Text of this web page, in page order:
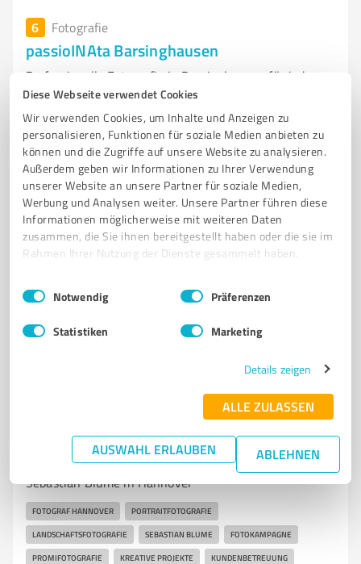
Diese Webseite verwendet Cookies
Wir verwenden Cookies, um Inhalte und Anzeigen zu
personalisieren, Funktionen für soziale Medien anbieten zu
können und die Zugriffe auf unsere Website zu analysieren.
Außerdem geben wir Informationen zu Ihrer Verwendung
unserer Website an unsere Partner für soziale Medien,
Werbung und Analysen weiter. Unsere Partner führen diese
Informationen möglicherweise mit weiteren Daten
zusammen, die Sie ihnen bereitgestellt haben oder die sie im
Rahmen Ihrer Nutzung der Dienste gesammelt haben.
Impressum Datenschutzbestimmungen
Einwilligungsauswahl
Notwendig Präferenzen
Statistiken Marketing
Details zeigen
ALLE ZULASSEN
AUSWAHL ERLAUBEN ABLEHNEN
6 Fotografie
passioINAta Barsinghausen
Professionelle Fotografie in Barsinghausen für jeden
Anlass und jede Persönlichk
FOTOGRAFIE FOTOSTUDIO BARSINGHAUSEN HOCHZEITSFOTOGRAFIE
FAMILIENFOTOGRAFIE TIERFOTOGRAFIE
SCHWANGERSCHAFTSFOTOGRAFIE AKTFOTOGRAFIE
PORTRAITFOTOGRAFIE BUSINESSFOTOGRAFIE
INDIVIDUELLE FOTOGRAFIE EMOTIONALE ERINNERUNGEN
Deisterstraße 2, 30890 Barsinghausen
51 Bewertungen (1 Quelle)
Sebastian Blume Photography
Professionelle Fotografie und kreative Projekte von
Sebastian Blume in Hannover
FOTOGRAF HANNOVER PORTRAITFOTOGRAFIE
LANDSCHAFTSFOTOGRAFIE SEBASTIAN BLUME FOTOKAMPAGNE
PROMIFOTOGRAFIE KREATIVE PROJEKTE KUNDENBETREUUNG